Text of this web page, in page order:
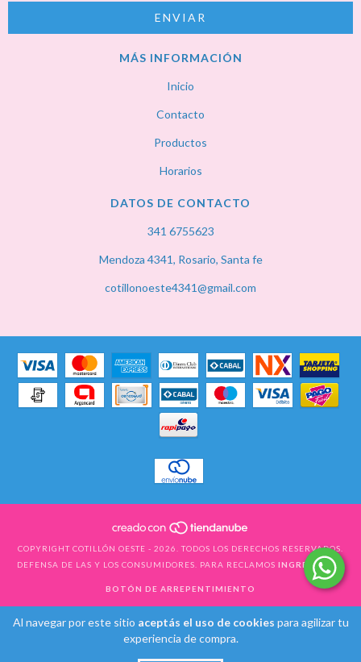
Al navegar por este sitio aceptás el uso de cookies para agilizar tu
experiencia de compra.
MÁS INFORMACIÓN
Inicio
Contacto
Productos
Horarios
DATOS DE CONTACTO
341 6755623
Mendoza 4341, Rosario, Santa fe
cotillonoeste4341@gmail.com
COPYRIGHT COTILLÓN OESTE - 2026. TODOS LOS DERECHOS RESERVADOS.
DEFENSA DE LAS Y LOS CONSUMIDORES. PARA RECLAMOS INGRESÁ ACÁ.
BOTÓN DE ARREPENTIMIENTO